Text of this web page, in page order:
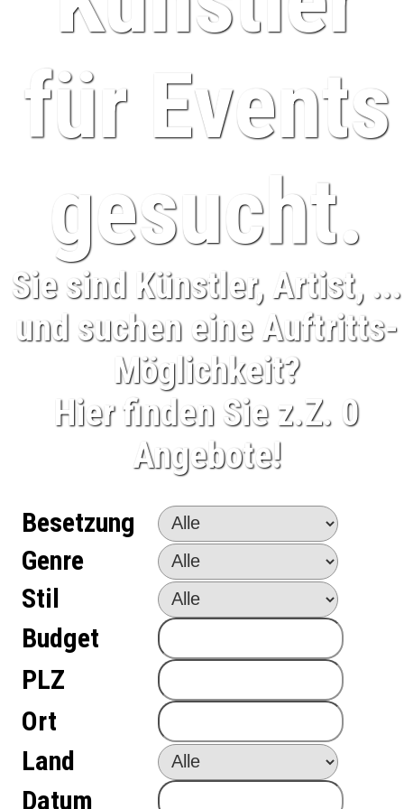
für Events
gesucht.
Sie sind Künstler, Artist, ...
und suchen eine Auftritts-
Möglichkeit?
Hier finden Sie z.Z. 0
Angebote!
Besetzung
Genre
Stil
Budget
PLZ
Ort
Land
Datum